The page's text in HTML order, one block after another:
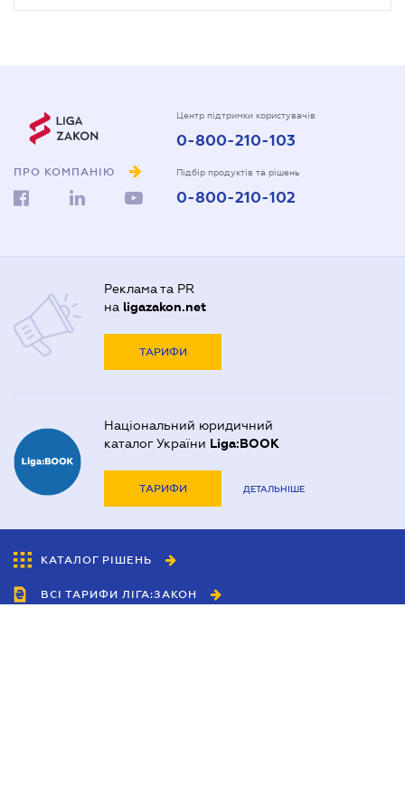
ПРО КОМПАНІЮ
Центр підтримки користувачів
0-800-210-103
Підбір продуктів та рішень
0-800-210-102
Реклама та PR
на ligazakon.net
ТАРИФИ
Національний юридичний
каталог України Liga:BOOK
ТАРИФИ ДЕТАЛЬНІШЕ
КАТАЛОГ РІШЕНЬ
ВСІ ТАРИФИ ЛІГА:ЗАКОН